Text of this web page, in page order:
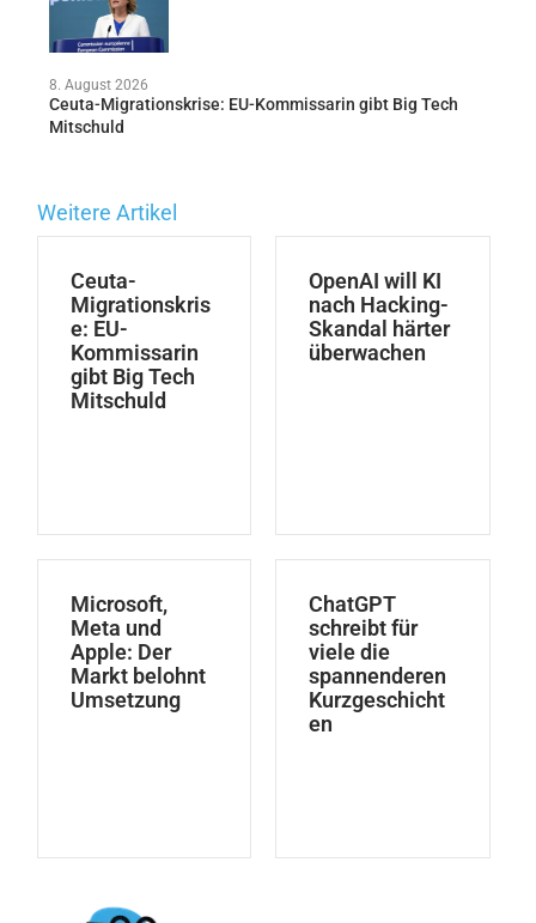
8. August 2026
Ceuta-Migrationskrise: EU-Kommissarin gibt Big Tech
Mitschuld
Weitere Artikel
Ceuta-
Migrationskris
e: EU-
Kommissarin
gibt Big Tech
Mitschuld
OpenAI will KI
nach Hacking-
Skandal härter
überwachen
Microsoft,
Meta und
Apple: Der
Markt belohnt
Umsetzung
ChatGPT
schreibt für
viele die
spannenderen
Kurzgeschicht
en